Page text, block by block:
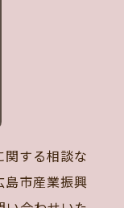
する相談な
島市産業振興